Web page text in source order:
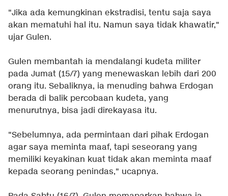
"Jika ada kemungkinan ekstradisi, tentu saja saya
akan mematuhi hal itu. Namun saya tidak khawatir,"
ujar Gulen.
Gulen membantah ia mendalangi kudeta militer
pada Jumat (15/7) yang menewaskan lebih dari 200
orang itu. Sebaliknya, ia menuding bahwa Erdogan
berada di balik percobaan kudeta, yang
menurutnya, bisa jadi direkayasa itu.
"Sebelumnya, ada permintaan dari pihak Erdogan
agar saya meminta maaf, tapi seseorang yang
memiliki keyakinan kuat tidak akan meminta maaf
kepada seorang penindas," ucapnya.